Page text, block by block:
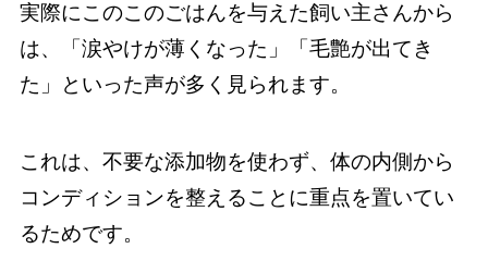
実際にこのこのごはんを与えた飼い主さんから
は、「涙やけが薄くなった」「毛艶が出てき
た」といった声が多く見られます。
これは、不要な添加物を使わず、体の内側から
コンディションを整えることに重点を置いてい
るためです。